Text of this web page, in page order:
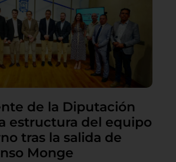
de la Diputación
estructura del equipo
tras la salida de
Monge